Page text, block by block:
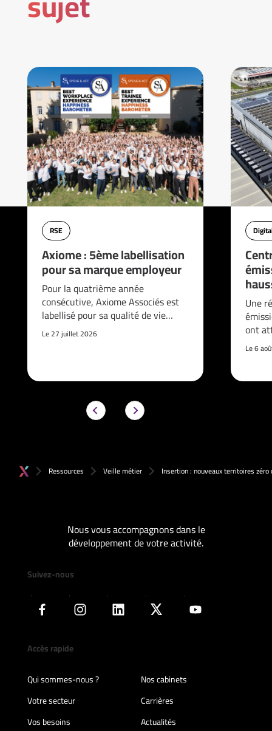
RSE
Axiome : 5ème labellisation
pour sa marque employeur
Pour la quatrième année
consécutive, Axiome Associés est
labellisé pour sa qualité de vie…
Le 27 juillet 2026
Une
ont
Le 6
Ressources Veille métier Insertion : nouveaux territoires
Nous vous accompagnons dans le
développement de votre activité.
Suivez-nous
Accès rapide
Qui sommes-nous ?
Nos cabinets
Votre secteur
Carrières
Vos besoins
Actualités